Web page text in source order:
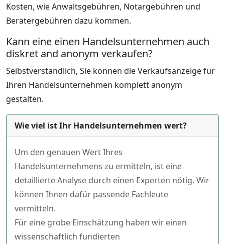
Kosten, wie Anwaltsgebühren, Notargebühren und
Beratergebühren dazu kommen.
Kann eine einen Handelsunternehmen auch
diskret and anonym verkaufen?
Selbstverständlich, Sie können die Verkaufsanzeige für
Ihren Handelsunternehmen komplett anonym
gestalten.
Wie viel ist Ihr Handelsunternehmen wert?
Um den genauen Wert Ihres
Handelsunternehmens zu ermitteln, ist eine
detaillierte Analyse durch einen Experten nötig. Wir
können Ihnen dafür passende Fachleute
vermitteln.
Für eine grobe Einschätzung haben wir einen
wissenschaftlich fundierten